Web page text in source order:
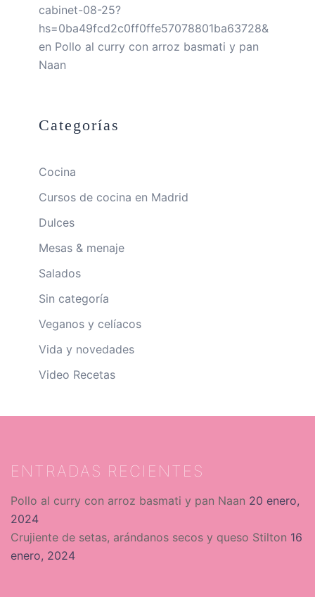
cabinet-08-25?
hs=0ba49fcd2c0ff0ffe57078801ba63728&
en Pollo al curry con arroz basmati y pan
Naan
Categorías
Cocina
Cursos de cocina en Madrid
Dulces
Mesas & menaje
Salados
Sin categoría
Veganos y celíacos
Vida y novedades
Video Recetas
ENTRADAS RECIENTES
Pollo al curry con arroz basmati y pan Naan 20 enero,
2024
Crujiente de setas, arándanos secos y queso Stilton 16
enero, 2024